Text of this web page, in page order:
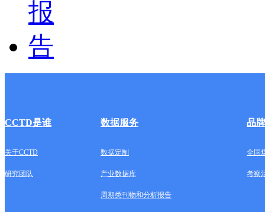
CCTD是谁 数据服务 品
关于CCTD 数据定制 全国
研究团队 产业数据库 考察
周期类刊物和分析报告